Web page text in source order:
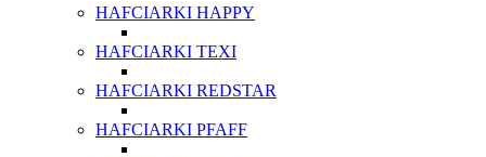
HAFCIARKI HAPPY
HAFCIARKI TEXI
HAFCIARKI REDSTAR
HAFCIARKI PFAFF